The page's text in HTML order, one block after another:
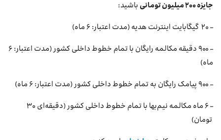
جایزه ۲۰۰ میلیون تومانی
باشید:
– ۲۰ گیگابایت اینترنت هدیه (مدت اعتبار: ۶ ماه)
– ۹۰۰ دقیقه مکالمه رایگان با تمام خطوط داخلی کشور (مدت اعتبار: ۶
ماه)
– ۹۰۰ پیامک رایگان به تمام خطوط داخلی کشور (مدت اعتبار: ۶ ماه)
– ۶ ماه مکالمه نیم‌بها با تمام خطوط داخلی کشور (دقیقه‌ای ۳۰
تومان)